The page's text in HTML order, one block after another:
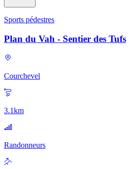
Sports pédestres
Plan du Vah - Sentier des Tufs
Courchevel
3.1km
Randonneurs